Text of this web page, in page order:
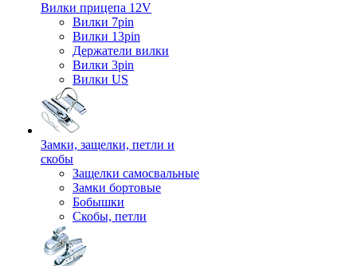
Вилки прицепа 12V
Вилки 7pin
Вилки 13pin
Держатели вилки
Вилки 3pin
Вилки US
Замки, защелки, петли и
скобы
Защелки самосвальные
Замки бортовые
Бобышки
Скобы, петли